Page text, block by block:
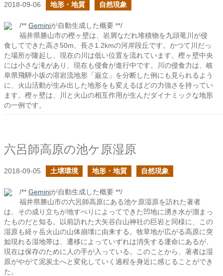
2018-09-06 地形・地質 自然現象
/** Geminiが自動生成した概要 **/
福井県勝山市の樫ヶ壁は、岩屑なだれ堆積物を九頭竜川が侵
食してできた高さ50m、長さ1.2kmの河岸段丘です。かつて川だっ
た場所が隆起し、現在の川は低い位置を流れています。樫ヶ壁中央
には小さな滝があり、現在も侵食が進行中です。川の侵食力は、岐
阜県飛騨小坂の溶岩流地形「巌立」を分断した例にも見られるよう
に、火山活動が生み出した地形をも変えるほどの力強さを持ってい
ます。樫ヶ壁は、川と火山の相互作用が生んだダイナミックな地形
の一例です。
六呂師高原の池ケ原湿原
2018-09-05 土壌環境 地形・地質 自然現象
/** Geminiが自動生成した概要 **/
福井県勝山市の六呂師高原にある池ケ原湿原を訪れた著者
は、その成り立ちが地すべりによってできた凹地に湧き水が溜まっ
たものだと知る。以前訪れた大矢谷白山神社の巨岩と同様に、この
湿原も経ヶ岳火山の山体崩壊に由来する。牧草地が広がる高原に突
如現れる湿地帯は、遷移によっていずれは消失する運命にあるが、
現在は保存のために人の手が入っている。このことから、著者は湿
原がやがて泥炭土へと変化していく過程を身近に感じることができ
た。